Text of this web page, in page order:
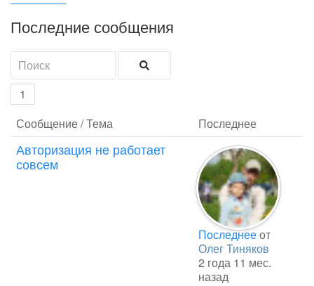
Последние сообщения
1
Сообщение / Тема
Последнее
Авторизация не работает
совсем
Последнееот
Олег Тиняков
2 года 11 мес.
назад